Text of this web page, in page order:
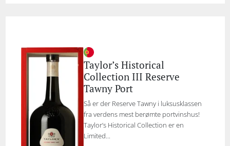
Taylor’s Historical
Collection III Reserve
Tawny Port
Så er der Reserve Tawny i luksusklassen
fra verdens mest berømte portvinshus!
Taylor’s Historical Collection er en
Limited...